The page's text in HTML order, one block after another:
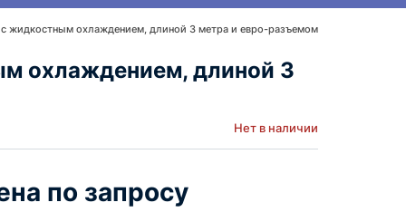
с жидкостным охлаждением, длиной 3 метра и евро-разъемом
охлаждением, длиной 3
Нет в наличии
по запросу